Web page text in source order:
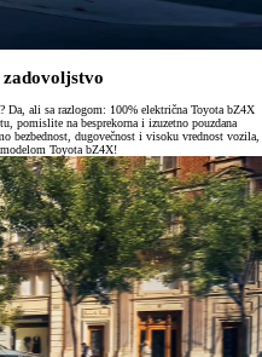
Da, ali sa razlogom: 100% električna Toyota bZ4X
pomislite na besprekorna i izuzetno pouzdana
bezbednost, dugovečnost i visoku vrednost vozila,
Toyota bZ4X!